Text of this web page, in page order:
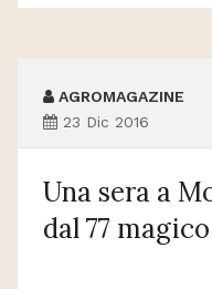
AGROMAGAZINE
23 Dic 2016
Una sera a
dal 77